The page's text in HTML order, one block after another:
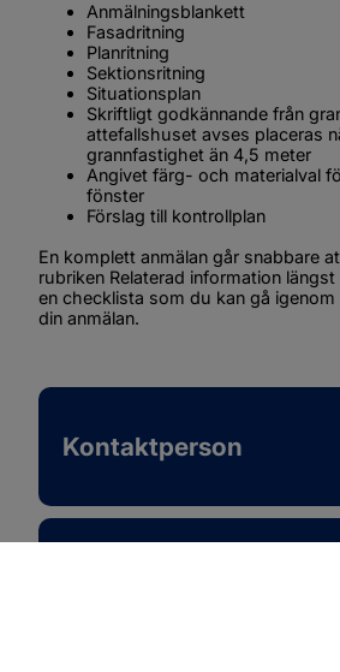
Anmälningsblankett
Fasadritning
Planritning
Sektionsritning
Situationsplan
Skriftligt godkännande från
attefallshuset avses placeras
grannfastighet än 4,5 meter
Angivet färg- och materialval
fönster
Förslag till kontrollplan
En komplett anmälan går snabbare
rubriken Relaterad information längst
en checklista som du kan gå igenom
din anmälan.
Kontaktperson